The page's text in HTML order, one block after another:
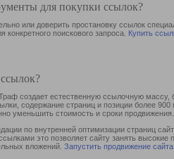
для покупки ссылок?
или доверить простановку ссылок
поискового запроса. Купить
создает естественную ссылочную
содержание страниц и позиции более
уменьшить стоимость и сроки продвижения.
по внутренней оптимизации страниц
это позволяет сайту занять
вложений. Запустить продвижение сайта